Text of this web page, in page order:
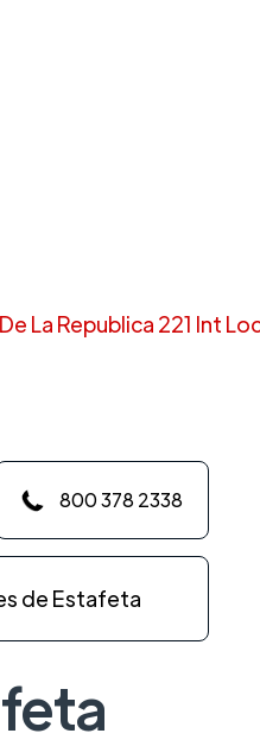
La Republica 221 Int
800 378 2338
de Estafeta